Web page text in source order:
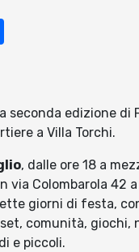
seconda edizione di
a Villa Torchi.
, dalle ore 18 a
via Colombarola 42
giorni di festa,
comunità, giochi,
e piccoli.